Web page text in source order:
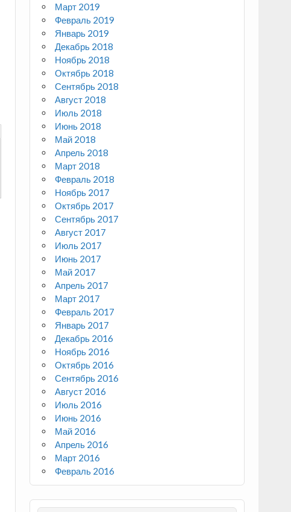
Март 2019
Февраль 2019
Январь 2019
Декабрь 2018
Ноябрь 2018
Октябрь 2018
Сентябрь 2018
Август 2018
Июль 2018
Июнь 2018
Май 2018
Апрель 2018
Март 2018
Февраль 2018
Ноябрь 2017
Октябрь 2017
Сентябрь 2017
Август 2017
Июль 2017
Июнь 2017
Май 2017
Апрель 2017
Март 2017
Февраль 2017
Январь 2017
Декабрь 2016
Ноябрь 2016
Октябрь 2016
Сентябрь 2016
Август 2016
Июль 2016
Июнь 2016
Май 2016
Апрель 2016
Март 2016
Февраль 2016